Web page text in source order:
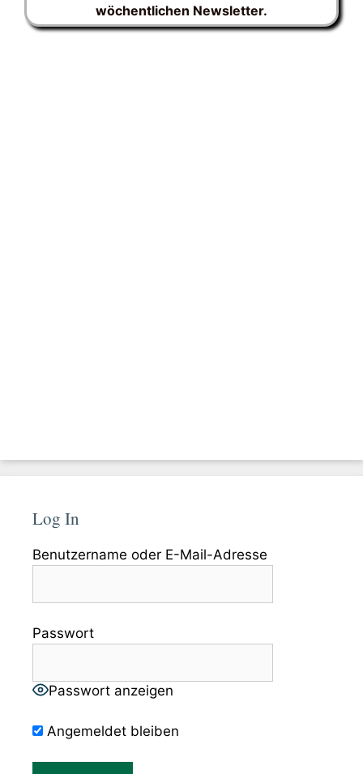
wöchentlichen Newsletter.
Log In
Benutzername oder E-Mail-Adresse
Passwort
Passwort anzeigen
Angemeldet bleiben